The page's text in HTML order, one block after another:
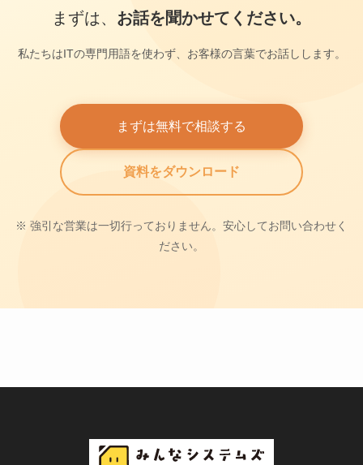
まずは、 お話を聞かせてください。
私たちはITの専門用語を使わず、お客様の言葉でお話しします。
まずは無料で相談する
資料をダウンロード
※ 強引な営業は一切行っておりません。安心してお問い合わせく
ださい。